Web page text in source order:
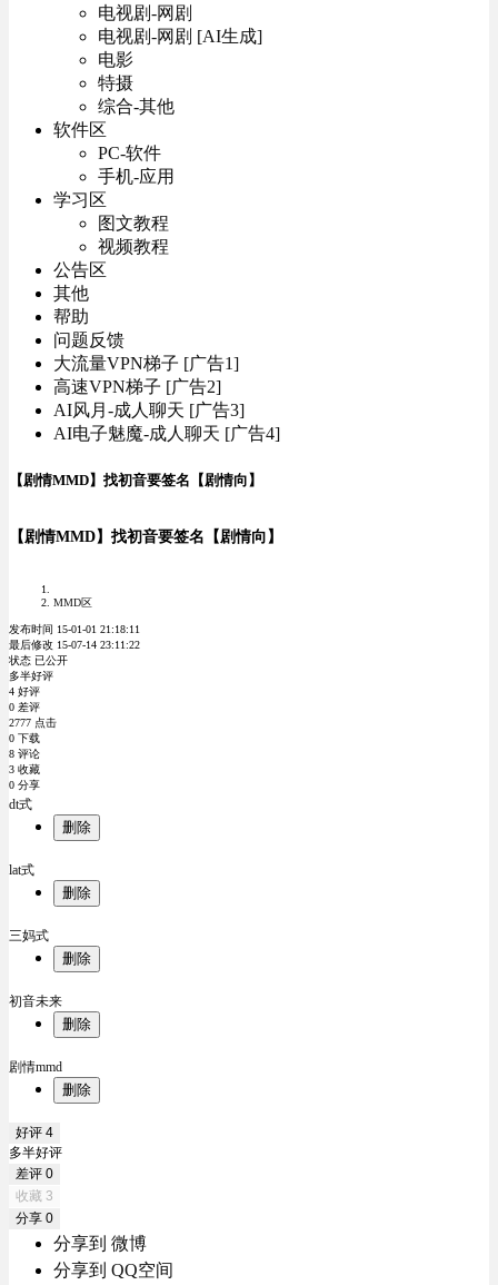
电视剧-网剧
电视剧-网剧 [AI生成]
电影
特摄
综合-其他
软件区
PC-软件
手机-应用
学习区
图文教程
视频教程
公告区
其他
帮助
问题反馈
大流量VPN梯子 [广告1]
高速VPN梯子 [广告2]
AI风月-成人聊天 [广告3]
AI电子魅魔-成人聊天 [广告4]
【剧情MMD】找初音要签名【剧情向】
【剧情MMD】找初音要签名【剧情向】
MMD区
发布时间 15-01-01 21:18:11
最后修改 15-07-14 23:11:22
状态 已公开
多半好评
4 好评
0 差评
2777 点击
0 下载
8 评论
3 收藏
0 分享
dt式
删除
lat式
删除
三妈式
删除
初音未来
删除
剧情mmd
删除
好评 4
多半好评
差评 0
收藏 3
分享 0
分享到 微博
分享到 QQ空间